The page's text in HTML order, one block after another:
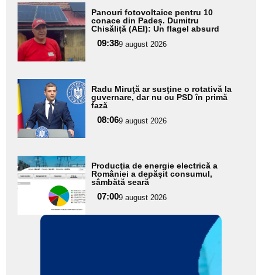
Adaugă
aici textul
pentru
subtitlu
Panouri fotovoltaice pentru 10
conace din Padeș. Dumitru
Chisăliță (AEI): Un flagel absurd
09:389 august 2026
Adaugă
aici textul
pentru
subtitlu
Radu Miruţă ar susţine o rotativă la
guvernare, dar nu cu PSD în primă
fază
08:069 august 2026
Adaugă
aici textul
pentru
subtitlu
Producţia de energie electrică a
României a depăşit consumul,
sâmbătă seară
07:009 august 2026